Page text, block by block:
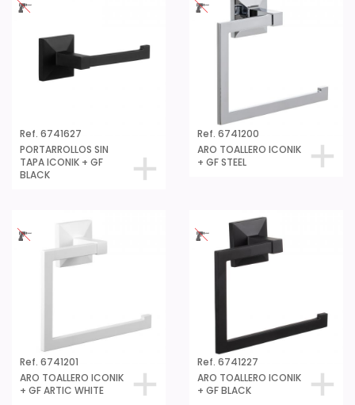
Ref. 6741627
PORTARROLLOS SIN
TAPA ICONIK + GF
BLACK
Ref. 6741200
ARO TOALLERO ICONIK
+ GF STEEL
Ref. 6741201
ARO TOALLERO ICONIK
+ GF ARTIC WHITE
Ref. 6741227
ARO TOALLERO ICONIK
+ GF BLACK